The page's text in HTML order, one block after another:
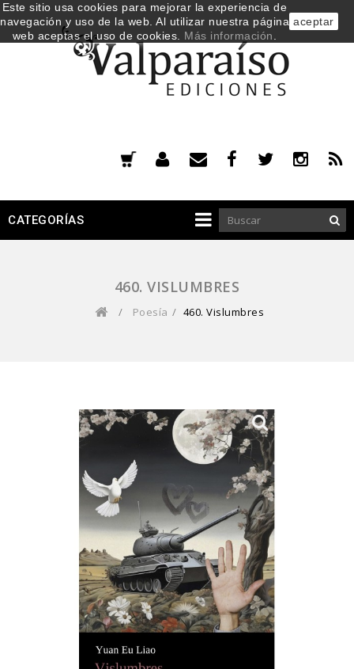
CATEGORÍAS
460. VISLUMBRES
/ Poesía / 460. Vislumbres
Este sitio usa cookies para mejorar la experiencia de
navegación y uso de la web. Al utilizar nuestra página
web aceptas el uso de cookies. Más información
aceptar